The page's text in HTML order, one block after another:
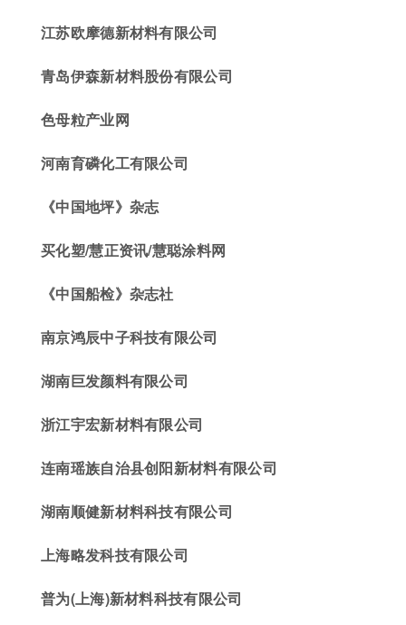
江苏欧摩德新材料有限公司
青岛伊森新材料股份有限公司
色母粒产业网
河南育磷化工有限公司
《中国地坪》杂志
买化塑/慧正资讯/慧聪涂料网
《中国船检》杂志社
南京鸿辰中子科技有限公司
湖南巨发颜料有限公司
浙江宇宏新材料有限公司
连南瑶族自治县创阳新材料有限公司
湖南顺健新材料科技有限公司
上海略发科技有限公司
普为(上海)新材料科技有限公司